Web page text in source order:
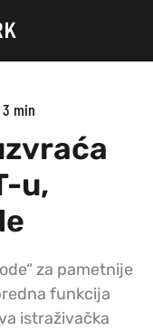
3 min
u,
za pametnije
funkcija
istraživačka